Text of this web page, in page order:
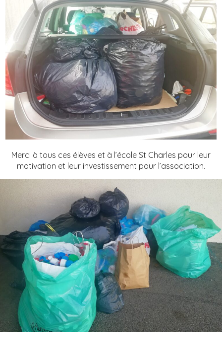
Merci à tous ces élèves et à l’école St Charles pour leur
motivation et leur investissement pour l’association.